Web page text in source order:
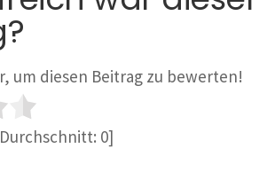
um diesen Beitrag zu bewerten!
Durchschnitt: 0]